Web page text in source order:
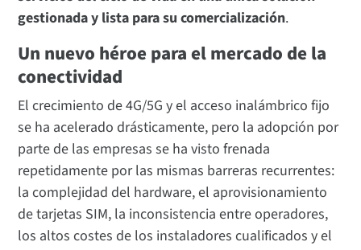
gestionada y lista para su comercialización.
Un nuevo héroe para el mercado de la
conectividad
El crecimiento de 4G/5G y el acceso inalámbrico fijo
se ha acelerado drásticamente, pero la adopción por
parte de las empresas se ha visto frenada
repetidamente por las mismas barreras recurrentes:
la complejidad del hardware, el aprovisionamiento
de tarjetas SIM, la inconsistencia entre operadores,
los altos costes de los instaladores cualificados y el